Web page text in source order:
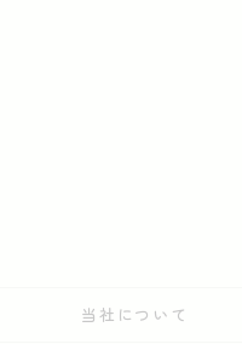
当社について